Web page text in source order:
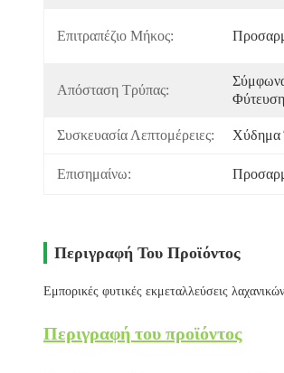
Επιτραπέζιο Μήκος:
Απόσταση Τρύπας:
Συσκευασία Λεπτομέρειες: Χύδημα
Επισημαίνω:
Περιγραφή Του Προϊόντος
Εμπορικές φυτικές εκμεταλλεύσεις
Περιγραφή του προϊόντος